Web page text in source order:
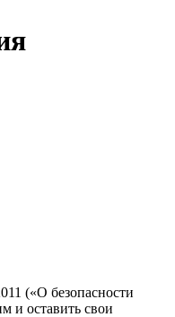
(«О безопасности
и оставить свои